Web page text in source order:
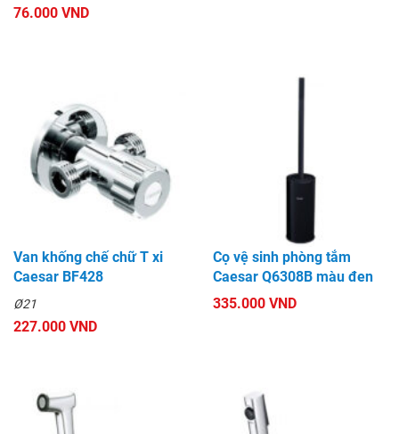
76.000 VND
Van khống chế chữ T xi
Caesar BF428
Ø21
227.000 VND
Cọ vệ sinh phòng tắm
Caesar Q6308B màu đen
335.000 VND